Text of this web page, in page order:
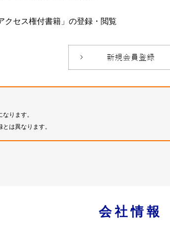
クセス権付書籍」の登録・閲覧
ります。
とは異なります。
会社情報